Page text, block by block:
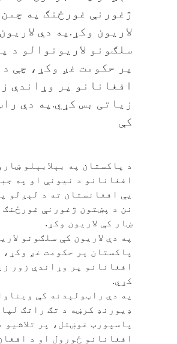
ژغورنې غورځنګ په
لاریون وکړ.په دې
سلګونو لاریونوالو د
پر حکومت غږ وکړ، چې د
افغانانو پر وړاندې
زیاتی بس کړي.په دې
کې
د پاکستان په بېلابېلو
افغانانو د نیونې او په
یې افغانستان ته د لېږلو
نن د پښتون ژغورنې غورځنګ
ښار کې لاریون وکړ.
په دې لاریون کې سلګونو
پاکستان پر حکومت غږ وکړ،
افغانانو پر وړاندې زور
کړي.
په دې راټولېدنه کې
ډیورنډ کرښه د تګ راتګ
پاسپورټ غوښتل، پر تلاشیو
افغانانو ځورول او د